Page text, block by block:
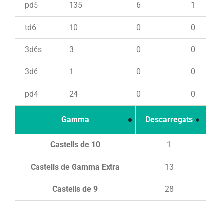
pd5 135 6 1
td6 10 0 0
3d6s 3 0 0
3d6 1 0 0
pd4 24 0 0
Gamma Descarregats
Castells de 10 1
Castells de Gamma Extra 13
Castells de 9 28